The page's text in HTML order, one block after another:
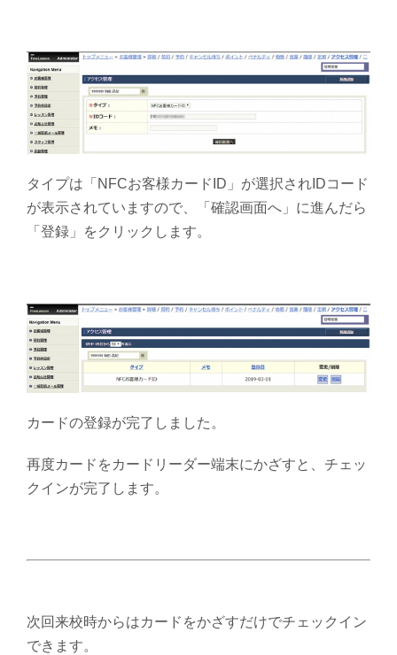
タイプは「NFCお客様カードID」が選択されIDコード
が表示されていますので、「確認画面へ」に進んだら
「登録」をクリックします。
カードの登録が完了しました。
再度カードをカードリーダー端末にかざすと、チェッ
クインが完了します。
次回来校時からはカードをかざすだけでチェックイン
できます。